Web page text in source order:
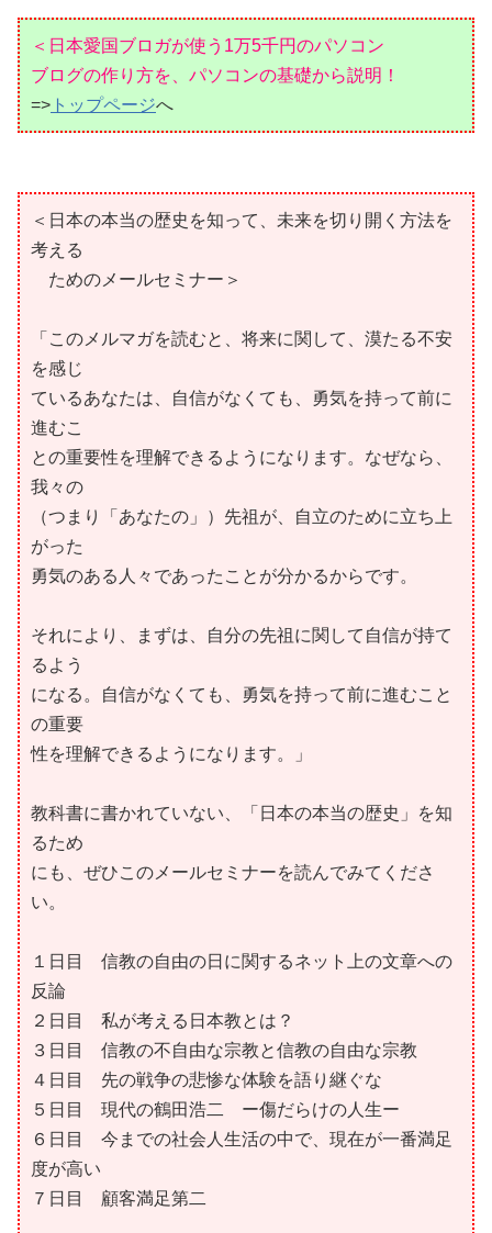
＜日本愛国ブロガが使う1万5千円のパソコン
ブログの作り方を、パソコンの基礎から説明！
=> トップページへ
＜日本の本当の歴史を知って、未来を切り開く方法を
考える
ためのメールセミナー＞
「このメルマガを読むと、将来に関して、漠たる不安
を感じ
ているあなたは、自信がなくても、勇気を持って前に
進むこ
との重要性を理解できるようになります。なぜなら、
我々の
（つまり「あなたの」）先祖が、自立のために立ち上
がった
勇気のある人々であったことが分かるからです。
それにより、まずは、自分の先祖に関して自信が持て
るよう
になる。自信がなくても、勇気を持って前に進むこと
の重要
性を理解できるようになります。」
教科書に書かれていない、「日本の本当の歴史」を知
るため
にも、ぜひこのメールセミナーを読んでみてくださ
い。
１日目 信教の自由の日に関するネット上の文章への
反論
２日目 私が考える日本教とは？
３日目 信教の不自由な宗教と信教の自由な宗教
４日目 先の戦争の悲惨な体験を語り継ぐな
５日目 現代の鶴田浩二 ー傷だらけの人生ー
６日目 今までの社会人生活の中で、現在が一番満足
度が高い
７日目 顧客満足第二